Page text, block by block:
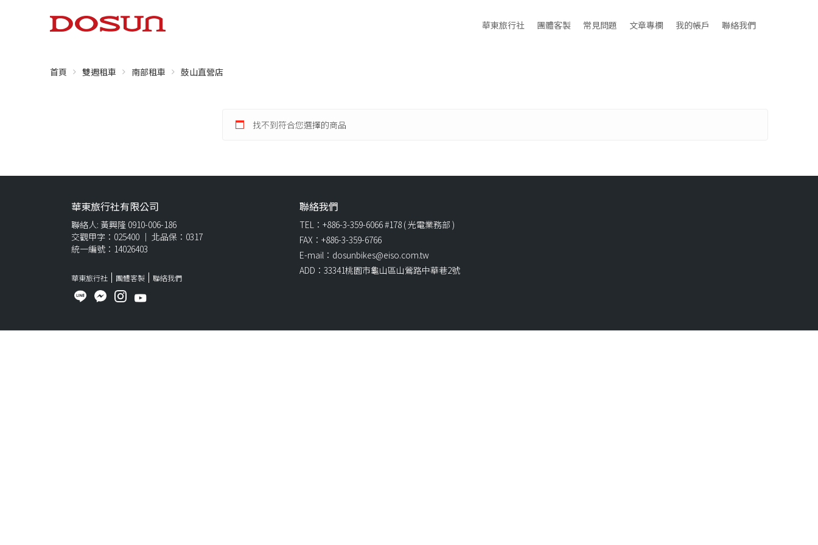
華東旅行社 團體客製 常見問題 文章專欄 我的帳戶 聯絡我們
首頁 雙週租車 南部租車 鼓山直營店
找不到符合您選擇的商品
華東旅行社有限公司
聯絡人: 黃興隆 0910-006-186
交觀甲字：025400 ｜ 北品保：0317
統一編號：14026403
華東旅行社 團體客製 聯絡我們
聯絡我們
TEL：+886-3-359-6066 #178 ( 光電業務部 )
FAX：+886-3-359-6766
E-mail：dosunbikes@eiso.com.tw
ADD：33341桃園市龜山區山鶯路中華巷2號